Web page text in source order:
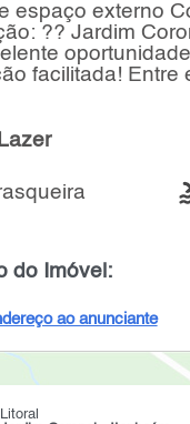
espaço externo
?? Jardim
facilitada! Entre
do Imóvel:
ao anunciante
Litoral